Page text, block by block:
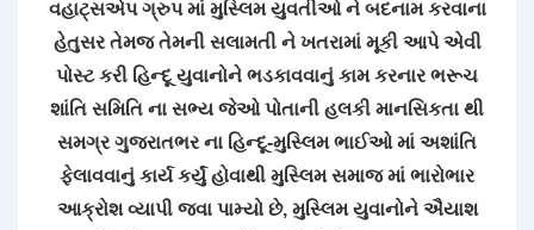
વહાટ્સએપ ગ્રુપ માં મુસ્લિમ યુવતીઓ ને બદનામ કરવાના
હેતુસર તેમજ તેમની સલામતી ને ખતરામાં મૂકી આપે એવી
પોસ્ટ કરી હિન્દૂ યુવાનોને ભડકાવવાનું કામ કરનાર ભરૂચ
શાંતિ સમિતિ ના સભ્ય જેઓ પોતાની હલકી માનસિકતા થી
સમગ્ર ગુજરાતભર ના હિન્દૂ-મુસ્લિમ ભાઈઓ માં અશાંતિ
ફેલાવવાનું કાર્ય કર્યું હોવાથી મુસ્લિમ સમાજ માં ભારોભાર
આક્રોશ વ્યાપી જવા પામ્યો છે, મુસ્લિમ યુવાનોને ઐયાશ